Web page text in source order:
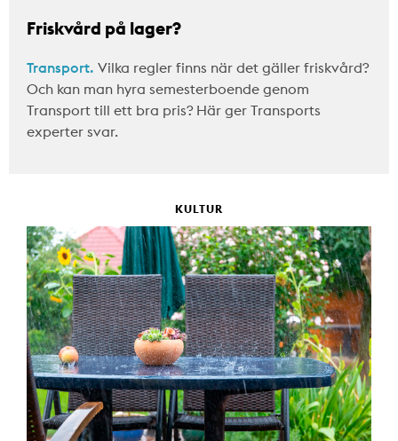
Friskvård på lager?
Transport. Vilka regler finns när det gäller friskvård?
Och kan man hyra semesterboende genom
Transport till ett bra pris? Här ger Transports
experter svar.
KULTUR